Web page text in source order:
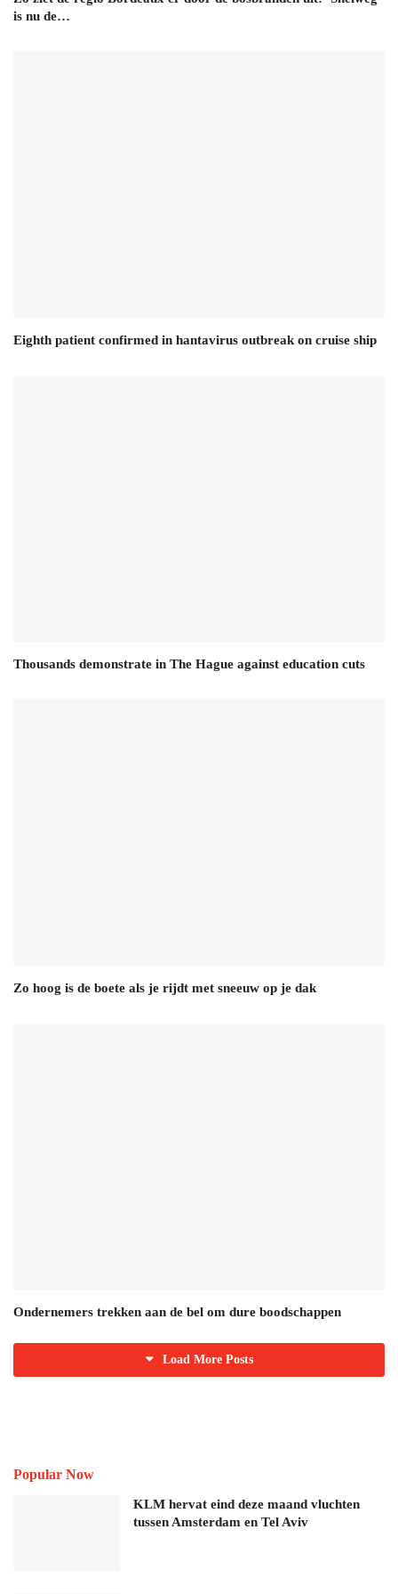
is nu de…
Eighth patient confirmed in hantavirus outbreak on cruise ship
Thousands demonstrate in The Hague against education cuts
Zo hoog is de boete als je rijdt met sneeuw op je dak
Ondernemers trekken aan de bel om dure boodschappen
Load More Posts
Popular Now
KLM hervat eind deze maand vluchten
tussen Amsterdam en Tel Aviv